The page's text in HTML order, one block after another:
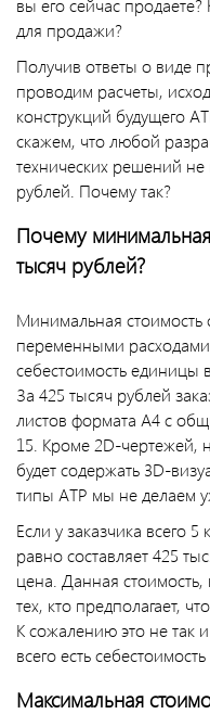
вы его сейчас
для продажи?
Получив ответы о виде
проводим расчеты,
конструкций будущего
скажем, что любой
технических решений
рублей. Почему так?
Почему
тысяч рублей?
Минимальная стоимость
переменными
себестоимость единицы
За 425 тысяч рублей
листов формата А4 с
15. Кроме 2D-чертежей,
будет содержать 3D-
типы АТР мы не делаем
Если у заказчика всего
равно составляет 425
цена. Данная
тех, кто предполагает,
К сожалению это не так
всего есть
Максимальная